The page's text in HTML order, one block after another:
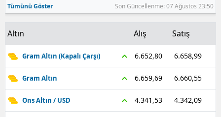
Tümünü Göster Son Güncellenme: 07 Ağustos 23:50
Altın Alış Satış
Gram Altın (Kapalı Çarşı) 6.652,80 6.658,99
Gram Altın 6.659,69 6.660,55
Ons Altın / USD 4.341,53 4.342,09